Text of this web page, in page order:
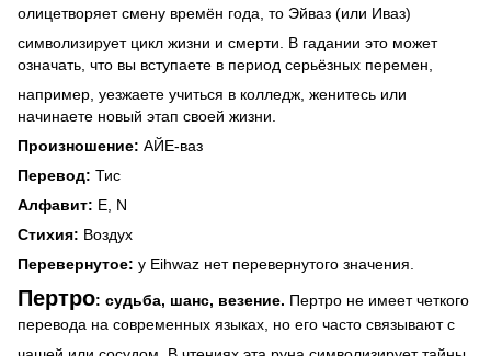
олицетворяет смену времён года, то Эйваз (или Иваз)
символизирует цикл жизни и смерти.
В гадании это может
означать, что вы вступаете в период серьёзных перемен,
например, уезжаете учиться в колледж, женитесь или
начинаете новый этап своей жизни.
Произношение: АЙЕ-ваз
Перевод: Тис
Алфавит: E, N
Стихия: Воздух
Перевернутое: у Eihwaz нет перевернутого значения.
Пертро: судьба, шанс, везение. Пертро не имеет четкого
перевода на современных языках, но его часто связывают с